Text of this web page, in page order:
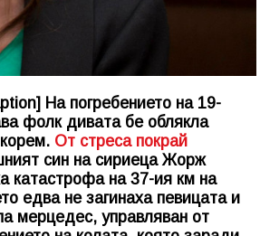
На погребението на 19-
фолк дивата бе облякла
От стреса покрай
син на сириеца Жорж
катастрофа на 37-ия км на
едва не загинаха певицата и
мерцедес, управляван от